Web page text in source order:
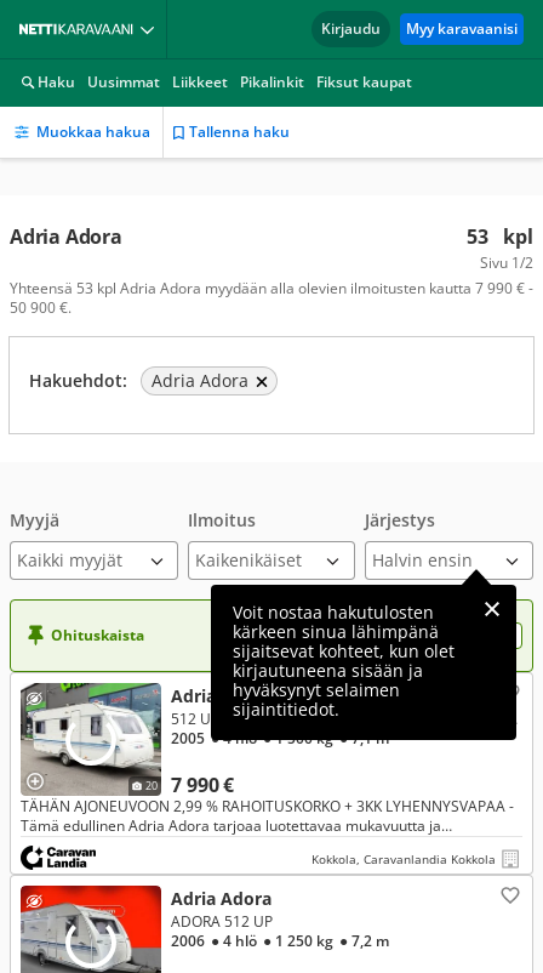
Kirjaudu Myy karavaanisi
Haku Uusimmat Liikkeet Pikalinkit Fiksut kaupat
Muokkaa hakua Tallenna haku
53 kpl
Sivu 1/2
Adria Adora
Yhteensä 53 kpl Adria Adora myydään alla olevien ilmoitusten kautta 7 990 € -
50 900 €.
Hakuehdot: Adria Adora
Myyjä
Kaikki myyjät
Ilmoitus Järjestys
Voit nostaa hakutulosten
kärkeen sinua lähimpänä
sijaitsevat kohteet, kun olet
kirjautuneena sisään ja
hyväksynyt selaimen
sijaintitiedot.
Ohituskaista Nosta ilmoituksesi tähän?
20
Adria Adora
7 990 €
512 UL ** ALDE, ERILLISVUOTEET, ISO-PÖYTÄRYHMÄ **
2005 ● 4 hlö● 1 500 kg● 7,1 m
TÄHÄN AJONEUVOON 2,99 % RAHOITUSKORKO + 3KK LYHENNYSVAPAA -
Tämä edullinen Adria Adora tarjoaa luotettavaa mukavuutta ja
reissaamisen vapautta fiksuun hintaan! Nauti helposta lomailusta ja
käytännölli
Kokkola, Caravanlandia Kokkola
Adria Adora
ADORA 512 UP
2006 ● 4 hlö ● 1 250 kg ● 7,2 m